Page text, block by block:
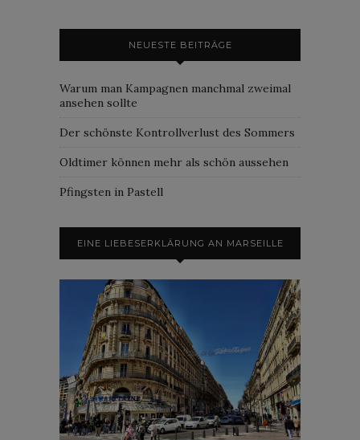
NEUESTE BEITRÄGE
Warum man Kampagnen manchmal zweimal
ansehen sollte
Der schönste Kontrollverlust des Sommers
Oldtimer können mehr als schön aussehen
Pfingsten in Pastell
EINE LIEBESERKLÄRUNG AN MARSEILLE